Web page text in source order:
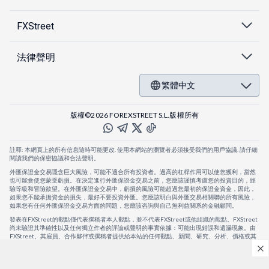
FXStreet
法律聲明
繁體中文
版權©2026 FOREXSTREET S.L.版權所有
註釋: 本網頁上的所有信息隨時可能更改. 使用本網站的瀏覽者必須接受我們的用戶協議. 請仔細
閱讀我們的保密協議和合法聲明。
外匯保證金交易隱含巨大風險，可能不適合所有投資者。過高的杠桿作用可以使您獲利，當然
也可能會使您蒙受虧損。在決定進行外匯保證金交易之前，您應該謹慎考慮您的投資目的，經
驗等級和冒險欲望。在外匯保證金交易中，虧損的風險可能超過您最初的保證金資金，因此，
如果您不能承擔資金的損失，最好不要投資外匯。您應該明白與外匯交易相關聯的所有風險，
如果您有任何外匯保證金交易方面的問題，您應該咨詢與自己無利益關系的金融顧問。
發表在FXStreet的觀點僅代表撰稿者本人觀點，並不代表FXStreet或他組織的觀點。FXStreet
尚未驗證其準確性以及任何獨立作者的評論或聲明的事實依據：可能出現錯誤和遺漏現象。由
FXStreet、其雇員、合作夥伴或撰稿者提供給本站的任何觀點、新聞、研究、分析、價格或其